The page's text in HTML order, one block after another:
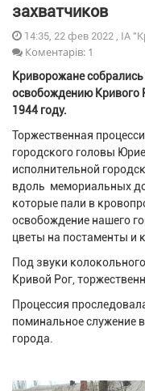
захватчиков
14:35, 22 фев 2022 , ІА
Коментарів: 1
Криворожане
освобождению Кривого
1944 году.
Торжественная
городского головы
исполнительной
вдоль мемориальных
которые пали в
освобождение нашего
цветы на постаменты
Под звуки
Кривой Рог,
Процессия
поминальное служение
города.